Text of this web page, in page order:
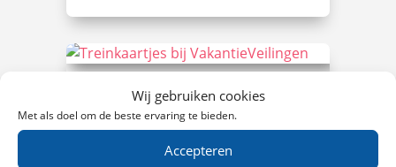
Wij gebruiken cookies
Met als doel om de beste ervaring te bieden.
Accepteren
Treinkaartjes bij VakantieVeilingen
(augustus 2017)
treinkaartjes voor 2 verschillende